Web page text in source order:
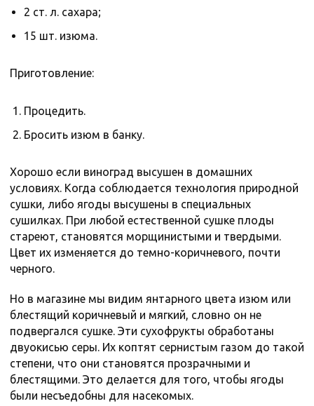
2 ст. л. сахара;
15 шт. изюма.
Приготовление:
Процедить.
Бросить изюм в банку.
Хорошо если виноград высушен в домашних
условиях. Когда соблюдается технология природной
сушки, либо ягоды высушены в специальных
сушилках. При любой естественной сушке плоды
стареют, становятся морщинистыми и твердыми.
Цвет их изменяется до темно-коричневого, почти
черного.
Но в магазине мы видим янтарного цвета изюм или
блестящий коричневый и мягкий, словно он не
подвергался сушке. Эти сухофрукты обработаны
двуокисью серы. Их коптят сернистым газом до такой
степени, что они становятся прозрачными и
блестящими. Это делается для того, чтобы ягоды
были несъедобны для насекомых.